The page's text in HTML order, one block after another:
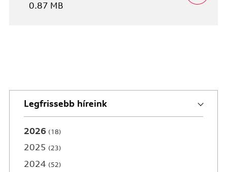
0.87 MB
Legfrissebb híreink
2026 18
2025 23
2024 52